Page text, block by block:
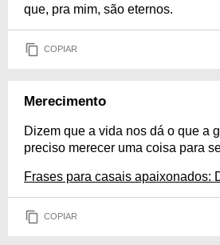
que, pra mim, são eternos.
COPIAR
Merecimento
Dizem que a vida nos dá o que a
preciso merecer uma coisa para
Frases para casais apaixonados:
COPIAR